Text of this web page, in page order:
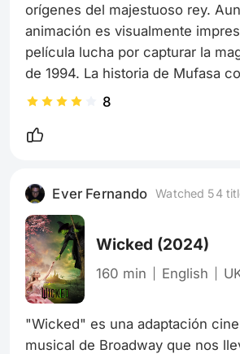
orígenes del majestuoso rey.
animación es visualmente
película lucha por capturar la
de 1994. La historia de Mufasa
su relación con Taka (futuro
innecesaria. Las críticas se
una película que, al buscar
propia identidad.
8
Ever Fernando Watched 54
Wicked (2024)
160 min English
"Wicked" es una adaptación
musical de Broadway que nos